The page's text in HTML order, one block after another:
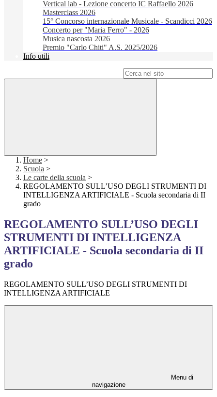
Vertical lab - Lezione concerto IC Raffaello 2026
Masterclass 2026
15° Concorso internazionale Musicale - Scandicci 2026
Concerto per "Maria Ferro" - 2026
Musica nascosta 2026
Premio "Carlo Chiti" A.S. 2025/2026
Info utili
Home >
Scuola >
Le carte della scuola >
REGOLAMENTO SULL’USO DEGLI STRUMENTI DI
INTELLIGENZA ARTIFICIALE - Scuola secondaria di II
grado
REGOLAMENTO SULL’USO DEGLI
STRUMENTI DI INTELLIGENZA
ARTIFICIALE - Scuola secondaria di II
grado
REGOLAMENTO SULL’USO DEGLI STRUMENTI DI
INTELLIGENZA ARTIFICIALE
Menu di
navigazione